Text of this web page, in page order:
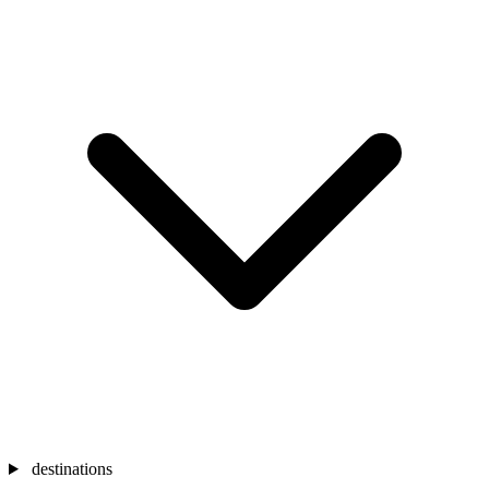
destinations